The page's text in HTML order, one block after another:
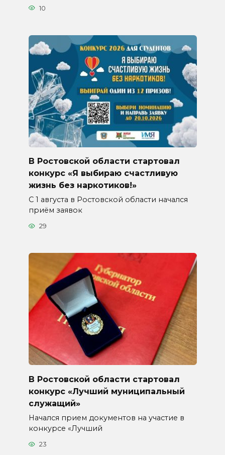
10
В Ростовской области стартовал
конкурс «Я выбираю счастливую
жизнь без наркотиков!»
С 1 августа в Ростовской области начался
приём заявок
29
В Ростовской области стартовал
конкурс «Лучший муниципальный
служащий»
Начался прием документов на участие в
конкурсе «Лучший
23